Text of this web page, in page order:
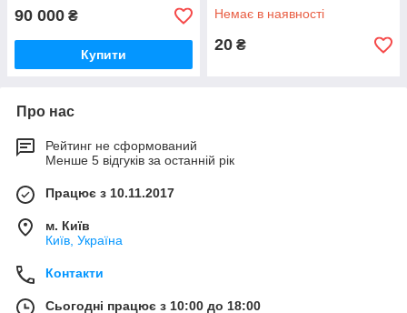
90 000 ₴
Купити
Немає в наявності
20 ₴
Про нас
Рейтинг не сформований
Менше 5 відгуків за останній рік
Працює з 10.11.2017
м. Київ
Київ, Україна
Контакти
Сьогодні працює з 10:00 до 18:00